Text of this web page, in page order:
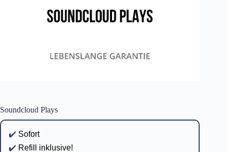
Soundcloud Plays
✔️ Sofort
✔️ Refill inklusive!